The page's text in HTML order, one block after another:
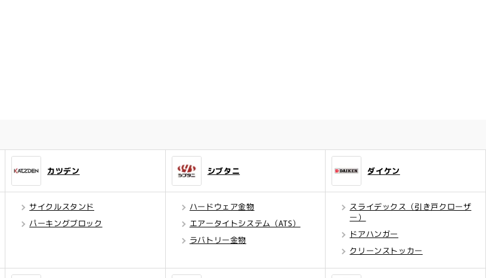
カツデン
サイクルスタンド
パーキングブロック
シブタニ
ハードウェア金物
エアータイトシステム（ATS）
ラバトリー金物
ダイケン
スライデックス（引き戸クローザ
ー）
ドアハンガー
クリーンストッカー